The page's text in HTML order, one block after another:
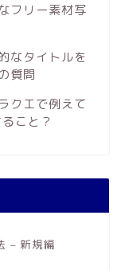
フリー素材写
なタイトルを
質問
クエで例えて
こと？
– 新規編